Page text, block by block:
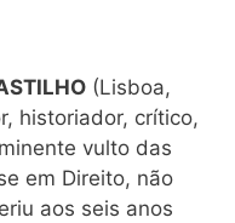
(Lisboa,
historiador, crítico,
vulto das
em Direito, não
aos seis anos